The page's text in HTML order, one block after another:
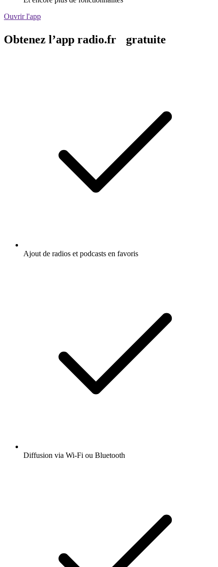
Ouvrir l'app
Obtenez l’app radio.fr gratuite
Ajout de radios et podcasts en favoris
Diffusion via Wi-Fi ou Bluetooth